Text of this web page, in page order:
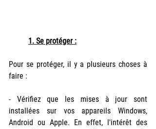
1. Se protéger :
Pour se protéger, il y a plusieurs choses à
faire :
- Vérifiez que les mises à jour sont
installées sur vos appareils Windows,
Android ou Apple. En effet, l'intérêt des